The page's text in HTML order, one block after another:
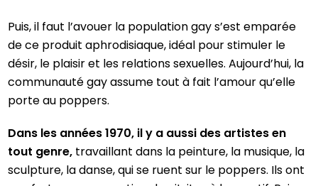
Puis, il faut l’avouer la population gay s’est emparée
de ce produit aphrodisiaque, idéal pour stimuler le
désir, le plaisir et les relations sexuelles. Aujourd’hui, la
communauté gay assume tout à fait l’amour qu’elle
porte au poppers.
Dans les années 1970, il y a aussi des artistes en
tout genre, travaillant dans la peinture, la musique, la
sculpture, la danse, qui se ruent sur le poppers. Ils ont